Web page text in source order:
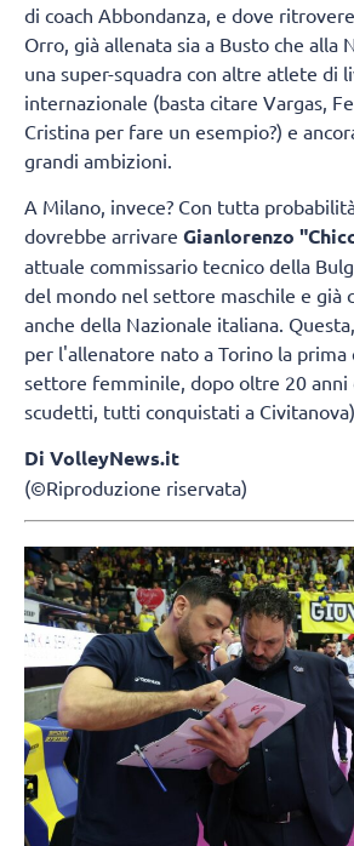
di coach Abbondanza, e dove
Orro, già allenata sia a Busto che alla
una super-squadra con altre atlete di
internazionale (basta citare Vargas,
Cristina per fare un esempio?) e
grandi ambizioni.
A Milano, invece? Con tutta
dovrebbe arrivare Gianlorenzo
attuale commissario tecnico della
del mondo nel settore maschile e già
anche della Nazionale italiana.
per l'allenatore nato a Torino la prima
settore femminile, dopo oltre 20 anni
scudetti, tutti conquistati a
Di VolleyNews.it
(©Riproduzione riservata)